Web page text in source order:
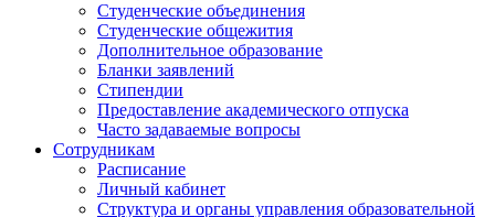
Студенческие объединения
Студенческие общежития
Дополнительное образование
Бланки заявлений
Стипендии
Предоставление академического отпуска
Часто задаваемые вопросы
Сотрудникам
Расписание
Личный кабинет
Структура и органы управления образовательной